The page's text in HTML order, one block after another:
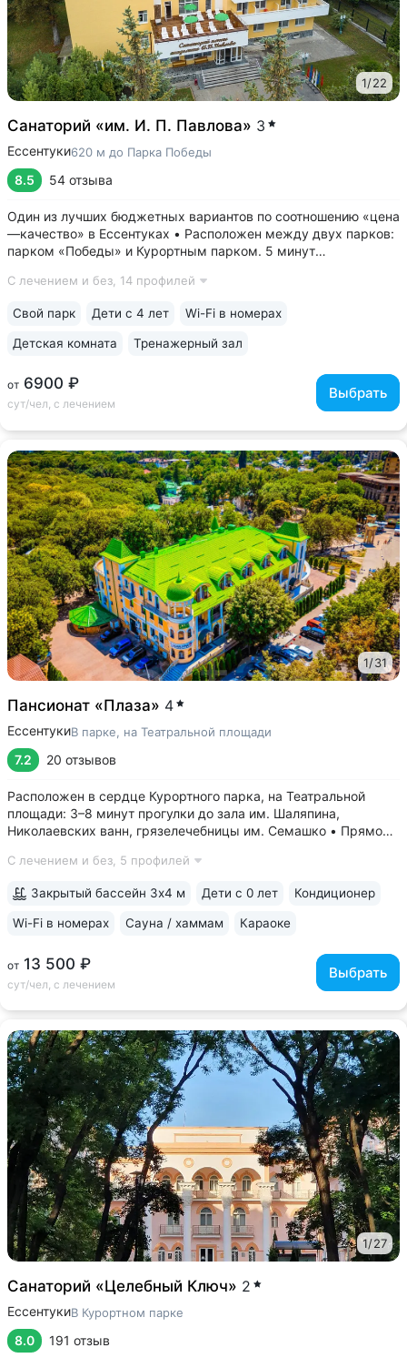
1/22
Санаторий «им. И. П. Павлова» 3
Ессентуки620 м до Парка Победы
8.5 54 отзыва
Один из лучших бюджетных вариантов по соотношению «цена
—качество» в Ессентуках • Расположен между двух парков:
парком «Победы» и Курортным парком. 5 минут
минеральной водой «Ессентуки № 4, «Ессентуки—Новая» •
С лечением и без, 14 профилей
от 6900 ₽
сут/чел, с лечением
Выбрать
Свой парк Дети с 4 лет Wi-Fi в номерах
Детская комната Тренажерный зал
1/31
Пансионат «Плаза» 4
ЕссентукиВ парке, на Театральной площади
7.2 20 отзывов
Расположен в сердце Курортного парка, на Театральной
площади: 3–8 минут прогулки до зала им. Шаляпина,
Николаевских ванн, грязелечебницы им. Семашко • Прямой
№ 4» — 5 минут прогулки • Всего 27 номеров — спокойно,
С лечением и без, 5 профилей
от 13 500 ₽
сут/чел, с лечением
Выбрать
Закрытый бассейн 3х4 м Дети с 0 лет Кондиционер
Wi-Fi в номерах Сауна / хаммам Караоке
1/27
Санаторий «Целебный Ключ» 2
ЕссентукиВ Курортном парке
8.0 191 отзыв